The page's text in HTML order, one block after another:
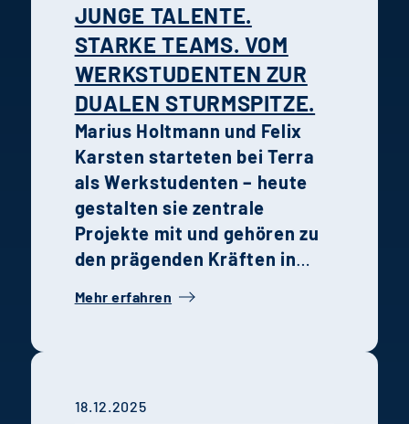
Unternehmen
zusammenwirken.
JUNGE TALENTE.
STARKE TEAMS. VOM
WERKSTUDENTEN ZUR
DUALEN STURMSPITZE.
Marius Holtmann und Felix
Karsten starteten bei Terra
als Werkstudenten – heute
gestalten sie zentrale
Projekte mit und gehören zu
den prägenden Kräften in
Fachbereichen. Ihre
und ansteigenden Lernkurven
Mehr erfahren
18.12.2025